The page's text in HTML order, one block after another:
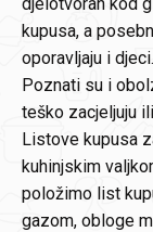
kupusa, a
oporavljaju i djeci.
Poznati su i
teško zacjeljuju
Listove kupusa
kuhinjskim
položimo list
gazom, obloge